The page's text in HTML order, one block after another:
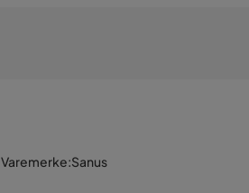
Varemerke:Sanus